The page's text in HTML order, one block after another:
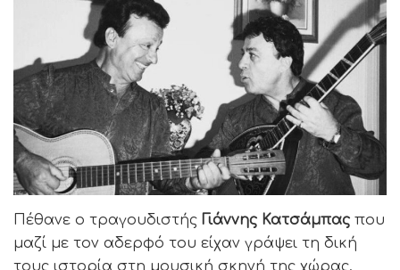
Πέθανε ο τραγουδιστής Γιάννης Κατσάμπας που
μαζί με τον αδερφό του είχαν γράψει τη δική